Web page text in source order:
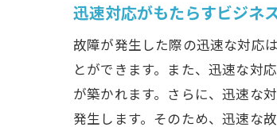
迅速対応がもたらすビジネ
故障が発生した際の迅速な対応
とができます。また、迅速な対
が築かれます。さらに、迅速な
発生します。そのため、迅速な